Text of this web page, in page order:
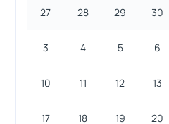
27 28 29 30
3 4 5 6
10 11 12 13
17 18 19 20